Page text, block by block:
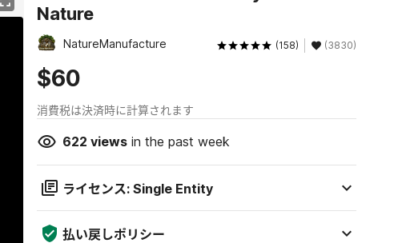
Nature
NatureManufacture (158) (3830)
$60
消費税は決済時に計算されます
622 viewsin the past week
ライセンス: Single Entity
払い戻しポリシー